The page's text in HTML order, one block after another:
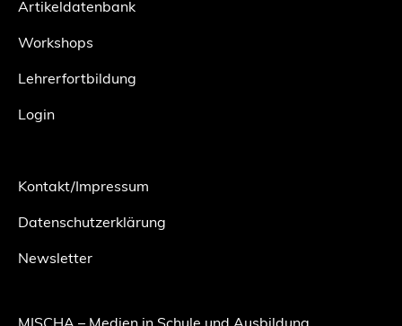
Artikeldatenbank
Workshops
Lehrerfortbildung
Login
Kontakt/Impressum
Datenschutzerklärung
Newsletter